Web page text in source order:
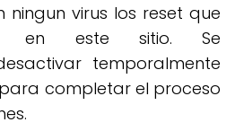
ningun virus los reset que
en este sitio. Se
temporalmente
completar el proceso
.